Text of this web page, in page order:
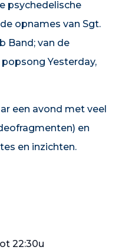
psychedelische
opnames van Sgt.
Band; van de
Yesterday,
een avond met veel
en
en inzichten.
22:30u